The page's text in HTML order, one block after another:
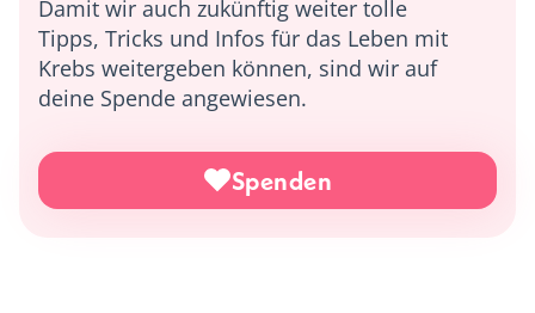
Damit wir auch zukünftig weiter tolle
Tipps, Tricks und Infos für das Leben mit
Krebs weitergeben können, sind wir auf
deine Spende angewiesen.
Spenden